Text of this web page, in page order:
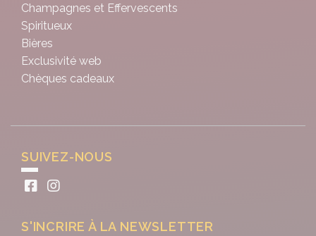
Champagnes et Effervescents
Spiritueux
Bières
Exclusivité web
Chèques cadeaux
SUIVEZ-NOUS
S'INCRIRE À LA NEWSLETTER